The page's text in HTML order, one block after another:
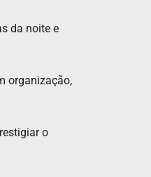
da noite e
organização,
o